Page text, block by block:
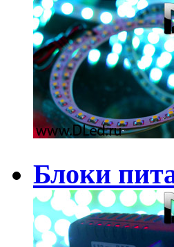
Блоки